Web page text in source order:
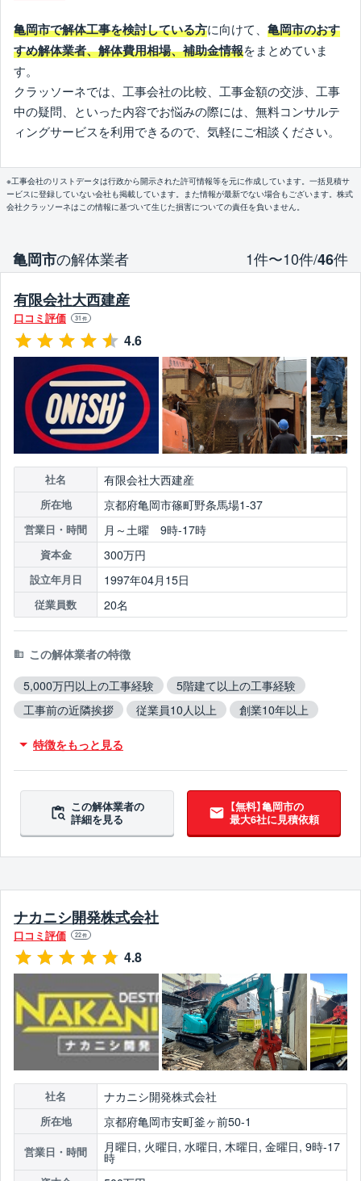
亀岡市で解体工事を検討している方に向けて、 亀岡市のおす
すめ解体業者、解体費用相場、補助金情報をまとめていま
す。
クラッソーネでは、工事会社の比較、工事金額の交渉、工事
中の疑問、といった内容でお悩みの際には、無料コンサルテ
ィングサービスを利用できるので、気軽にご相談ください。
※工事会社のリストデータは行政から開示された許可情報等を元に作成しています。一括見積サ
ービスに登録していない会社も掲載しています。また情報が最新でない場合もございます。株式
会社クラッソーネはこの情報に基づいて生じた損害についての責任を負いません。
亀岡市の解体業者 1件〜10件/46件
有限会社大西建産
口コミ評価 31 件
4.6
社名 有限会社大西建産
所在地 京都府亀岡市篠町野条馬場1-37
営業日・時間 月～土曜 9時-17時
資本金 300万円
設立年月日 1997年04月15日
従業員数 20名
この解体業者の特徴
5,000万円以上の工事経験
5階建て以上の工事経験
工事前の近隣挨拶
従業員10人以上
創業10年以上
ブロック塀撤去対応
造成工事対応
翌営業日までに連絡
特徴をもっと見る
この解体業者の
詳細を見る
【無料】亀岡市の
最大6社に見積依頼
ナカニシ開発株式会社
口コミ評価 22件
4.8
社名 ナカニシ開発株式会社
所在地 京都府亀岡市安町釜ヶ前50-1
営業日・時間 月曜日, 火曜日, 水曜日, 木曜日, 金曜日, 9時-17
時